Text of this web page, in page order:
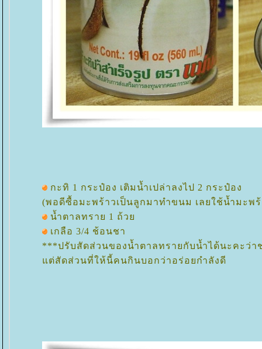
กะทิ 1 กระป๋อง เติมน้ำเปล่าลงไป 2 กระป๋อง
(พอดีซื้อมะพร้าวเป็นลูกมาทำขนม เลยใช้น้ำมะพร้
น้ำตาลทราย 1 ถ้ว
เกลือ 3/4 ช้อนชา
***ปรับสัดส่วนของน้ำตาลทรายกับน้ำได้นะคะว่
ต่สัดส่วนที่ให้นี้คนกินบอกว่าอร่อยกำลังดี